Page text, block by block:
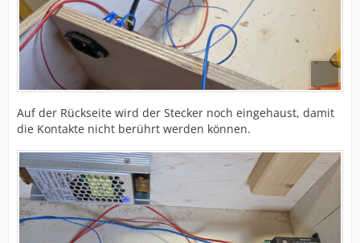
Auf der Rückseite wird der Stecker noch eingehaust, damit
die Kontakte nicht berührt werden können.